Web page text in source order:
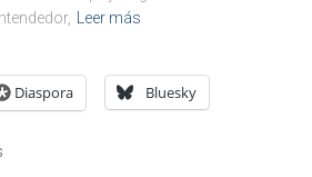
Leer más
Diaspora Bluesky